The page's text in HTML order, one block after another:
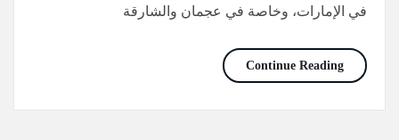
في الإمارات، وخاصة في عجمان والشارقة
Continue Readingعاملات تنظيف بالساعة في عجمان/0565736207/خصم30%